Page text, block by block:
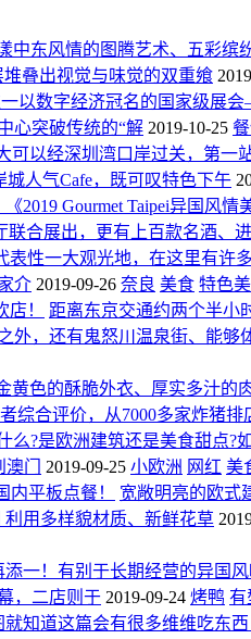
中东风情的图腾艺术、五彩
堆叠出视觉与味觉的双重飨
以数字经济冠名的国家级展
心突破传统的“解 2019-10-25
可以经深圳湾口岸过关，第
人气Cafe，既可叹特色下午
2019 Gourmet Taipei异国风情
联合展出，更有上百款名酒、
性一大观光地，在这里有
介 2019-09-26 奈良 美食 特色
！
距离东京交通约两个半小
外，还有鬼怒川温泉街、能够
黄色的酥脆外衣、厚实多汁的
综合评价，从7000多家炸猪排
么?是欧洲建筑还是美食甜点
门
2019-09-25 小欧洲 网红 美
平板点餐！
宽敞明亮的欧式
用多样貌材质、新鲜花草
一！有别于长期经营的异国
，二店则于 2019-09-24 烤鸭 有
就知道这篇会有很多维维吃东